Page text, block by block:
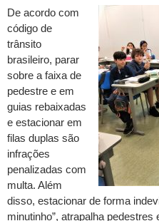
De acordo com
código de
trânsito
brasileiro, parar
sobre a faixa de
pedestre e em
guias rebaixadas
e estacionar em
filas duplas são
infrações
penalizadas com
multa. Além
disso, estacionar de forma
minutinho”, atrapalha pedestres